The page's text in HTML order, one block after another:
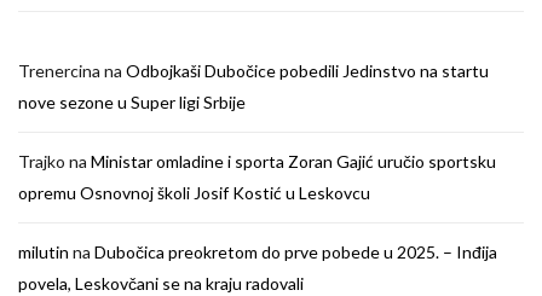
Trenercina na Odbojkaši Dubočice pobedili Jedinstvo na startu
nove sezone u Super ligi Srbije
Trajko na Ministar omladine i sporta Zoran Gajić uručio sportsku
opremu Osnovnoj školi Josif Kostić u Leskovcu
milutin na Dubočica preokretom do prve pobede u 2025. – Inđija
povela, Leskovčani se na kraju radovali